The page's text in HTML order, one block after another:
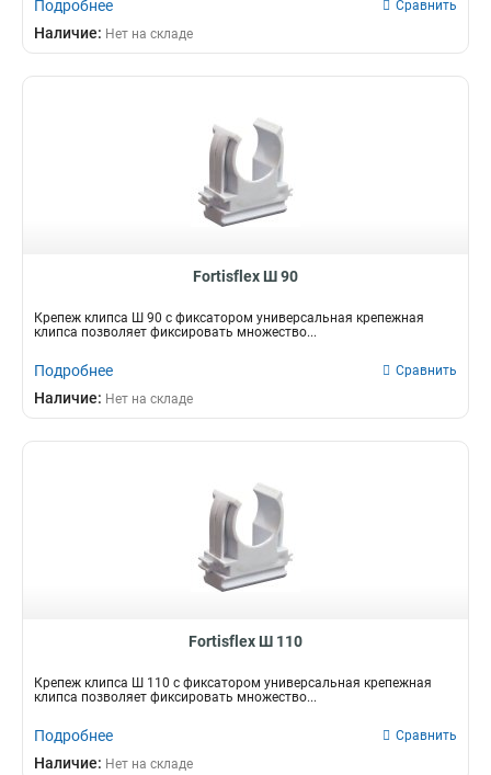
Подробнее Сравнить
Наличие: Нет на складе
Fortisflex Ш 90
Крепеж клипса Ш 90 с фиксатором универсальная крепежная
клипса позволяет фиксировать множество...
Подробнее Сравнить
Наличие: Нет на складе
Fortisflex Ш 110
Крепеж клипса Ш 110 с фиксатором универсальная крепежная
клипса позволяет фиксировать множество...
Подробнее Сравнить
Наличие: Нет на складе